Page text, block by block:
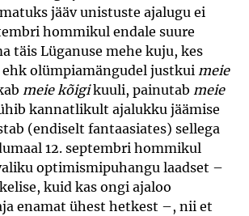
jääv unistuste ajalugu ei
hommikul endale suure
täis Lüganuse mehe kuju, kes
ehk olümpiamängudel justkuimeie
meie kõigikuuli, painutabmeie
kannatlikult ajalukku jäämise
(endiselt fantaasiates) sellega
12. septembri hommikul
optimismipuhangu laadset –
kuid kas ongi ajaloo
enamat ühest hetkest –, nii et